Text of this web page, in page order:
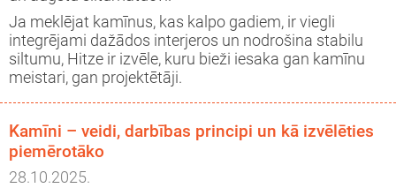
Ja meklējat kamīnus, kas kalpo gadiem, ir viegli
integrējami dažādos interjeros un nodrošina stabilu
siltumu, Hitze ir izvēle, kuru bieži iesaka gan kamīnu
meistari, gan projektētāji.
Kamīni – veidi, darbības principi un kā izvēlēties
piemērotāko
28.10.2025.